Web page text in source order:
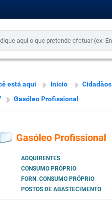
está aqui Início Cidadãos
Gasóleo Profissional
Gasóleo Profissional
ADQUIRENTES
CONSUMO PRÓPRIO
FORN. CONSUMO PRÓPRIO
POSTOS DE ABASTECIMENTO